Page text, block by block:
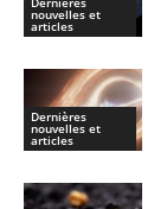
nouvelles et
articles
Dernières
nouvelles et
articles